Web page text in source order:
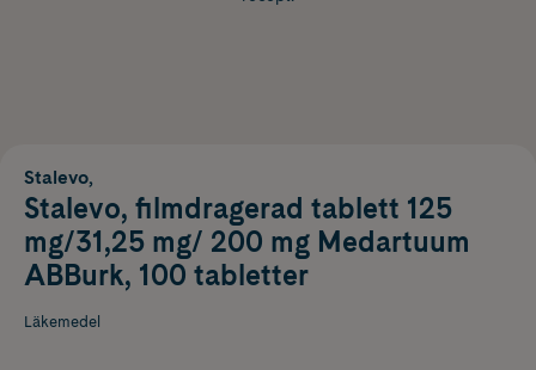
Stalevo,
Stalevo, filmdragerad tablett 125
mg/31,25 mg/ 200 mg Medartuum
ABBurk, 100 tabletter
Läkemedel